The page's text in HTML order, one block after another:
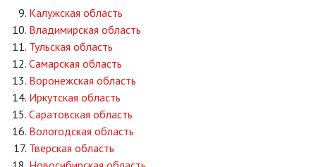
Калужская область
Владимирская область
Тульская область
Самарская область
Воронежская область
Иркутская область
Саратовская область
Вологодская область
Тверская область